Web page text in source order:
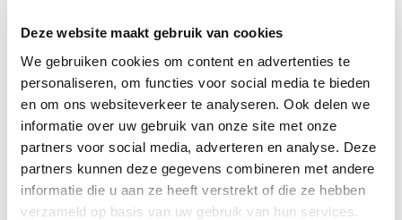
Deze website maakt gebruik van cookies
We gebruiken cookies om content en advertenties te
personaliseren, om functies voor social media te bieden
en om ons websiteverkeer te analyseren. Ook delen we
informatie over uw gebruik van onze site met onze
partners voor social media, adverteren en analyse. Deze
partners kunnen deze gegevens combineren met andere
informatie die u aan ze heeft verstrekt of die ze hebben
verzameld op basis van uw gebruik van hun services.